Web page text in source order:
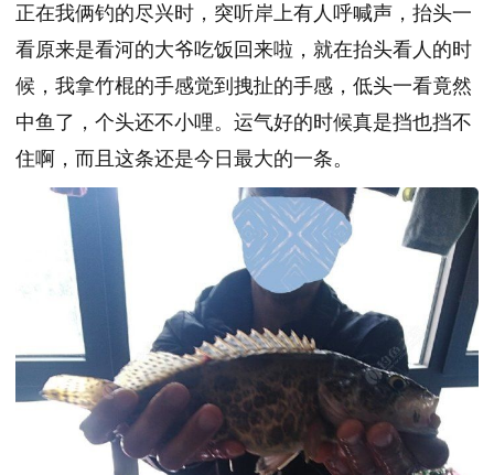
正在我俩钓的尽兴时，突听岸上有人呼喊声，抬头一
看原来是看河的大爷吃饭回来啦，就在抬头看人的时
候，我拿竹棍的手感觉到拽扯的手感，低头一看竟然
中鱼了，个头还不小哩。运气好的时候真是挡也挡不
住啊，而且这条还是今日最大的一条。